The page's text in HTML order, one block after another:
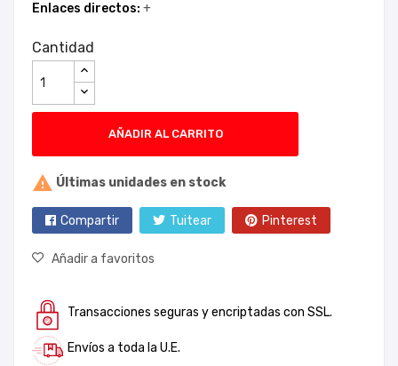
Enlaces directos: +
Cantidad
AÑADIR AL CARRITO
 Últimas unidades en stock
Compartir Tuitear Pinterest
Añadir a favoritos
Transacciones seguras y encriptadas con SSL.
Envíos a toda la U.E.